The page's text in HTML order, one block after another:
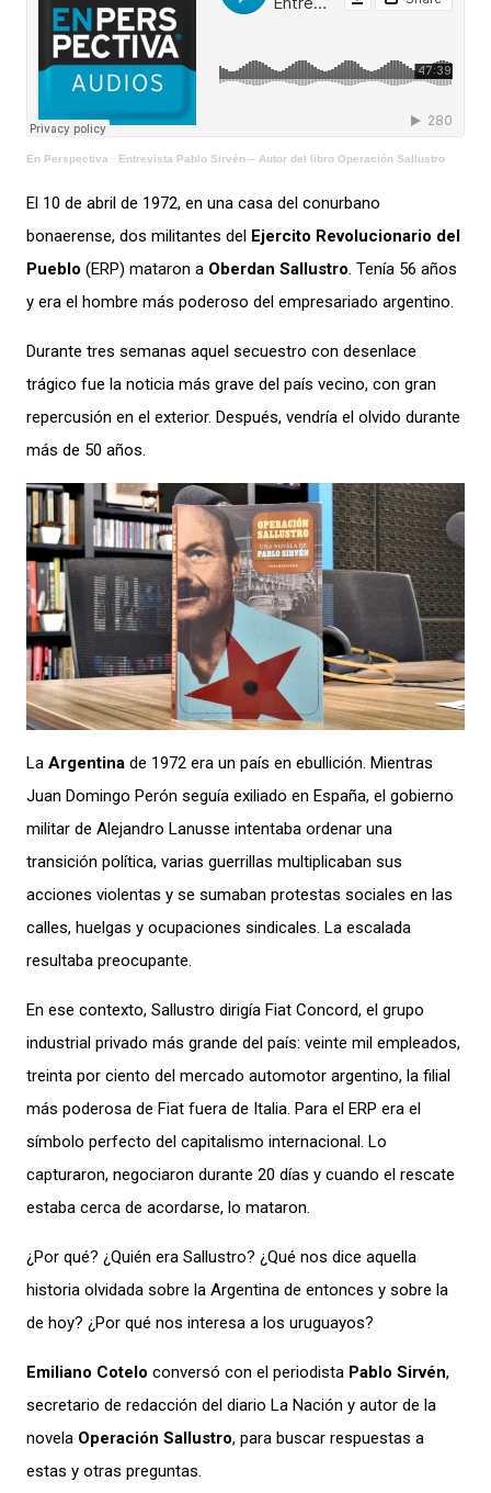
En Perspectiva · Entrevista Pablo Sirvén – Autor del libro Operación Sallustro
El 10 de abril de 1972, en una casa del conurbano
bonaerense, dos militantes del Ejercito Revolucionario del
Pueblo (ERP) mataron a Oberdan Sallustro. Tenía 56 años
y era el hombre más poderoso del empresariado argentino.
Durante tres semanas aquel secuestro con desenlace
trágico fue la noticia más grave del país vecino, con gran
repercusión en el exterior. Después, vendría el olvido durante
más de 50 años.
La Argentina de 1972 era un país en ebullición. Mientras
Juan Domingo Perón seguía exiliado en España, el gobierno
militar de Alejandro Lanusse intentaba ordenar una
transición política, varias guerrillas multiplicaban sus
acciones violentas y se sumaban protestas sociales en las
calles, huelgas y ocupaciones sindicales. La escalada
resultaba preocupante.
En ese contexto, Sallustro dirigía Fiat Concord, el grupo
industrial privado más grande del país: veinte mil empleados,
treinta por ciento del mercado automotor argentino, la filial
más poderosa de Fiat fuera de Italia. Para el ERP era el
símbolo perfecto del capitalismo internacional. Lo
capturaron, negociaron durante 20 días y cuando el rescate
estaba cerca de acordarse, lo mataron.
¿Por qué? ¿Quién era Sallustro? ¿Qué nos dice aquella
historia olvidada sobre la Argentina de entonces y sobre la
de hoy? ¿Por qué nos interesa a los uruguayos?
Emiliano Cotelo conversó con el periodista Pablo Sirvén,
secretario de redacción del diario La Nación y autor de la
novela Operación Sallustro, para buscar respuestas a
estas y otras preguntas.